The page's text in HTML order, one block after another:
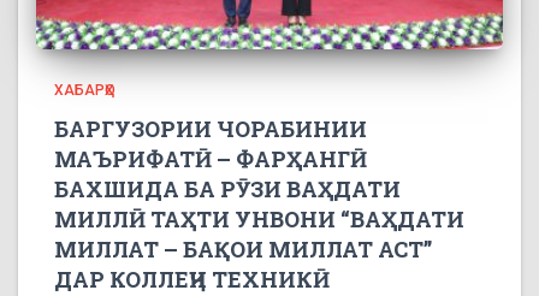
ХАБАРҲО
БАРГУЗОРИИ ЧОРАБИНИИ
МАЪРИФАТӢ – ФАРҲАНГӢ
БАХШИДА БА РӮЗИ ВАҲДАТИ
МИЛЛӢ ТАҲТИ УНВОНИ “ВАҲДАТИ
МИЛЛАТ – БАҚОИ МИЛЛАТ АСТ”
ДАР КОЛЛЕҶИ ТЕХНИКӢ